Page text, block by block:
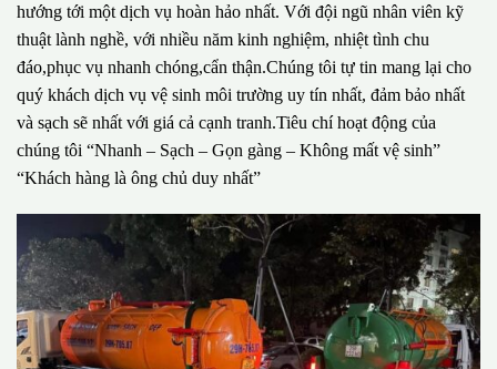
hướng tới một dịch vụ hoàn hảo nhất. Với đội ngũ nhân viên kỹ
thuật lành nghề, với nhiều năm kinh nghiệm, nhiệt tình chu
đáo,phục vụ nhanh chóng,cẩn thận.Chúng tôi tự tin mang lại cho
quý khách dịch vụ vệ sinh môi trường uy tín nhất, đảm bảo nhất
và sạch sẽ nhất với giá cả cạnh tranh.Tiêu chí hoạt động của
chúng tôi “Nhanh – Sạch – Gọn gàng – Không mất vệ sinh”
“Khách hàng là ông chủ duy nhất”